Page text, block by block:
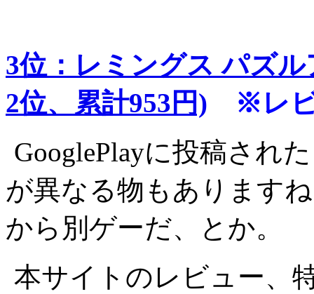
3位：レミングス パズ
2位、累計953円) ※レビ
GooglePlayに投稿され
が異なる物もあります
から別ゲーだ、とか。
本サイトのレビュー、